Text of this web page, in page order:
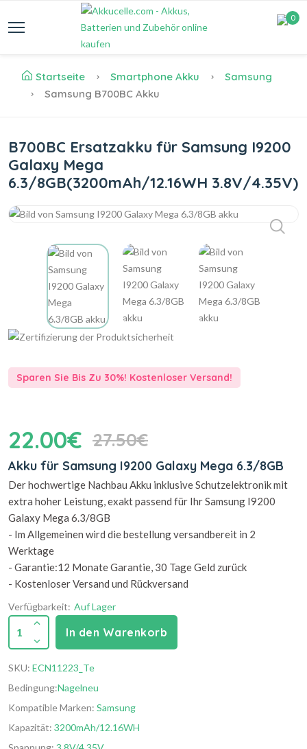
0
Startseite Smartphone Akku
Samsung
Samsung B700BC Akku
B700BC Ersatzakku für Samsung I9200
Galaxy Mega
6.3/8GB(3200mAh/12.16WH 3.8V/4.35V)
Sparen Sie Bis Zu 30%! Kostenloser Versand!
22.00€ 27.50€
Akku für Samsung I9200 Galaxy Mega 6.3/8GB
Der hochwertige Nachbau Akku inklusive Schutzelektronik mit
extra hoher Leistung, exakt passend für Ihr Samsung I9200
Galaxy Mega 6.3/8GB
- Im Allgemeinen wird die bestellung versandbereit in 2
Werktage
- Garantie:12 Monate Garantie, 30 Tage Geld zurück
- Kostenloser Versand und Rückversand
Verfügbarkeit: Auf Lager
1 In den Warenkorb
SKU: ECN11223_Te
Bedingung:Nagelneu
Kompatible Marken: Samsung
Kapazität: 3200mAh/12.16WH